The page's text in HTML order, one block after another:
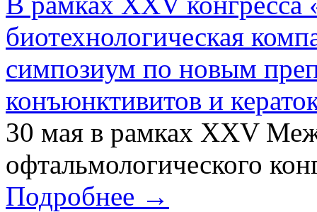
биотехнологическая
симпозиум по новым
конъюнктивитов и
30 мая в рамках XXV
офтальмологического
Подробнее →